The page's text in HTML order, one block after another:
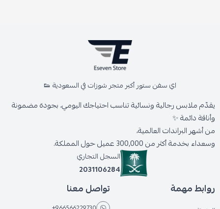
اي سفن ستور أكبر متجر شوزات في السعودية 👟
يقدّم ملابس رجالية ونسائية تناسب احتياجك اليومي، بجودة مضمونة
وأناقة دائمة ✨
من أشهر البراندات العالمية،
وسعداء بخدمة أكثر من 300,000 عميل حول المملكة.
السجل التجاري
2031106284
روابط مهمة تواصل معنا